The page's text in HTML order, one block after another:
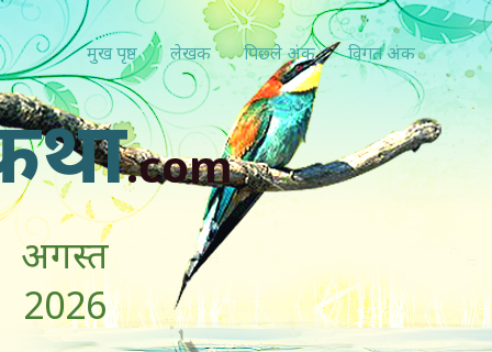
मुख पृष्ठ लेखक पिछ्ले अंक विगत अंक
.com
अगस्त
2026